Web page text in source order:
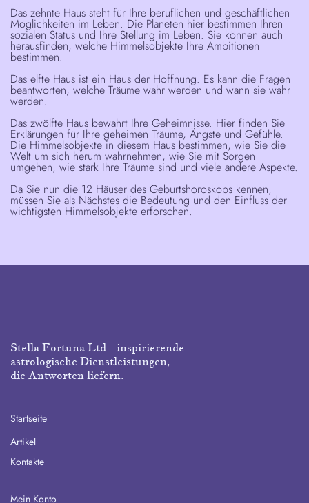
Das zehnte Haus steht für Ihre beruflichen und geschäftlichen
Möglichkeiten im Leben. Die Planeten hier bestimmen Ihren
sozialen Status und Ihre Stellung im Leben. Sie können auch
herausfinden, welche Himmelsobjekte Ihre Ambitionen
bestimmen.
Das elfte Haus ist ein Haus der Hoffnung. Es kann die Fragen
beantworten, welche Träume wahr werden und wann sie wahr
werden.
Das zwölfte Haus bewahrt Ihre Geheimnisse. Hier finden Sie
Erklärungen für Ihre geheimen Träume, Ängste und Gefühle.
Die Himmelsobjekte in diesem Haus bestimmen, wie Sie die
Welt um sich herum wahrnehmen, wie Sie mit Sorgen
umgehen, wie stark Ihre Träume sind und viele andere Aspekte.
Da Sie nun die 12 Häuser des Geburtshoroskops kennen,
müssen Sie als Nächstes die Bedeutung und den Einfluss der
wichtigsten Himmelsobjekte erforschen.
Stella Fortuna Ltd - inspirierende
astrologische Dienstleistungen,
die Antworten liefern.
Startseite
Artikel
Kontakte
Mein Konto